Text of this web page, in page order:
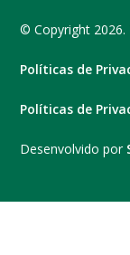
© Copyright
Políticas de
Políticas de
Desenvolvido por